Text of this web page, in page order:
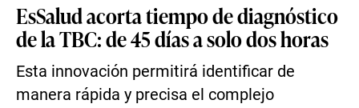
EsSalud acorta tiempo de diagnóstico
de la TBC: de 45 días a solo dos horas
Esta innovación permitirá identificar de
manera rápida y precisa el complejo